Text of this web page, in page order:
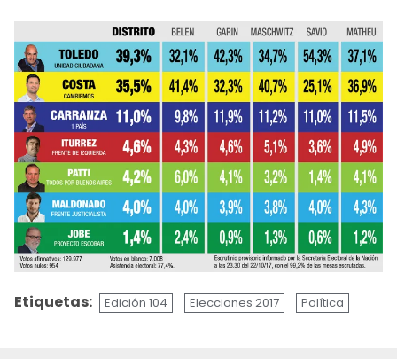
Etiquetas: Edición 104 Elecciones 2017 Política